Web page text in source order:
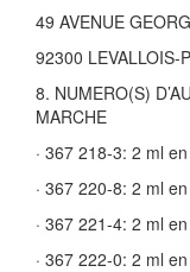
49 AVENUE
92300 LEVALLOIS-
8. NUMERO(S)
MARCHE
· 367 218-3: 2 ml
· 367 220-8: 2 ml
· 367 221-4: 2 ml
· 367 222-0: 2 ml